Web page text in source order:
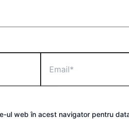
ul web în acest navigator pentru